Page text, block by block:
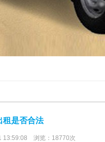
租是否合法
13:59:08 浏览：18770次